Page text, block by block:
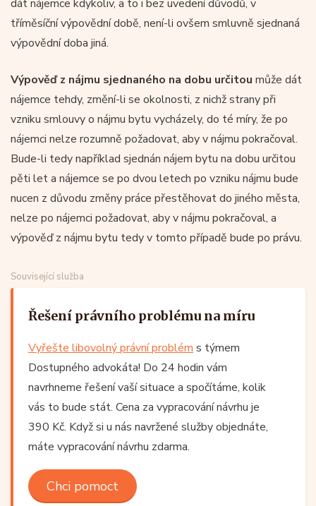
dát nájemce kdykoliv, a to i bez uvedení důvodů, v
tříměsíční výpovědní době, není-li ovšem smluvně sjednaná
výpovědní doba jiná.
Výpověď z nájmu sjednaného na dobu určitou může dát
nájemce tehdy, změní-li se okolnosti, z nichž strany při
vzniku smlouvy o nájmu bytu vycházely, do té míry, že po
nájemci nelze rozumně požadovat, aby v nájmu pokračoval.
Bude-li tedy například sjednán nájem bytu na dobu určitou
pěti let a nájemce se po dvou letech po vzniku nájmu bude
nucen z důvodu změny práce přestěhovat do jiného města,
nelze po nájemci požadovat, aby v nájmu pokračoval, a
výpověď z nájmu bytu tedy v tomto případě bude po právu.
Související služba
Řešení právního problému na míru
Vyřešte libovolný právní problém s týmem
Dostupného advokáta! Do 24 hodin vám
navrhneme řešení vaší situace a spočítáme, kolik
vás to bude stát. Cena za vypracování návrhu je
390 Kč. Když si u nás navržené služby objednáte,
máte vypracování návrhu zdarma.
Chci pomoct